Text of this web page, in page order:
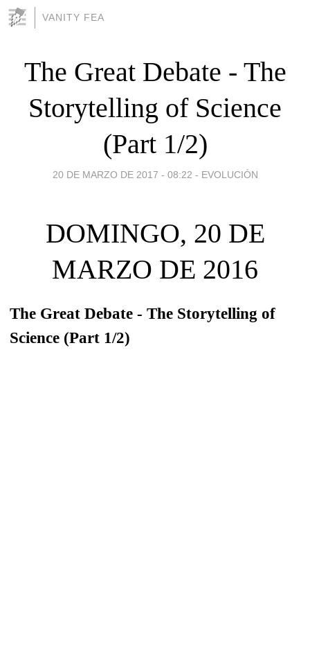
VANITY FEA
The Great Debate - The
Storytelling of Science
(Part 1/2)
20 DE MARZO DE 2017 - 08:22 - EVOLUCIÓN
DOMINGO, 20 DE
MARZO DE 2016
The Great Debate - The Storytelling of
Science (Part 1/2)